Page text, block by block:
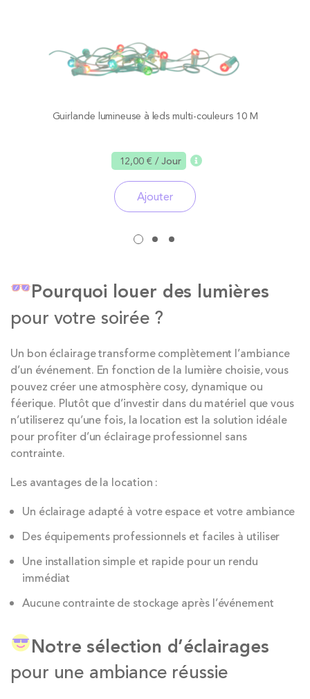
Guirlande lumineuse à leds multi-couleurs 10 M
12,00 €/ Jour
Ajouter
Pourquoi louer des lumières
pour votre soirée ?
Un bon éclairage transforme complètement l’ambiance
d’un événement. En fonction de la lumière choisie, vous
pouvez créer une atmosphère cosy, dynamique ou
féerique. Plutôt que d’investir dans du matériel que vous
n’utiliserez qu’une fois, la location est la solution idéale
pour profiter d’un éclairage professionnel sans
contrainte.
Les avantages de la location :
Un éclairage adapté à votre espace et votre ambiance
Des équipements professionnels et faciles à utiliser
Une installation simple et rapide pour un rendu
immédiat
Aucune contrainte de stockage après l’événement
Notre sélection d’éclairages
pour une ambiance réussie